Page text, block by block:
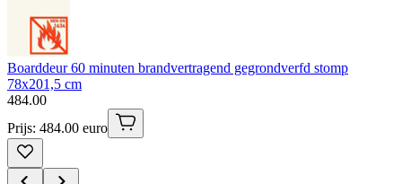
Boarddeur 60 minuten brandvertragend gegrondverfd stomp
78x201,5 cm
484.00
Prijs: 484.00 euro